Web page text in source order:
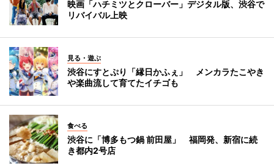
映画「ハチミツとクローバー」デジタル版、渋谷で
リバイバル上映
見る・遊ぶ
渋谷にすとぷり「縁日かふぇ」 メンカラたこやき
や楽曲流して育てたイチゴも
食べる
渋谷に「博多もつ鍋 前田屋」 福岡発、新宿に続
き都内2号店